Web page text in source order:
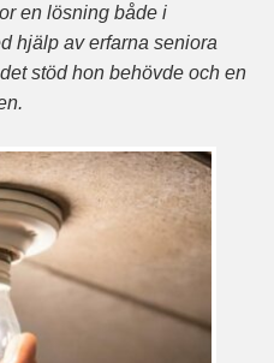
en lösning både i
hjälp av erfarna seniora
stöd hon behövde och en